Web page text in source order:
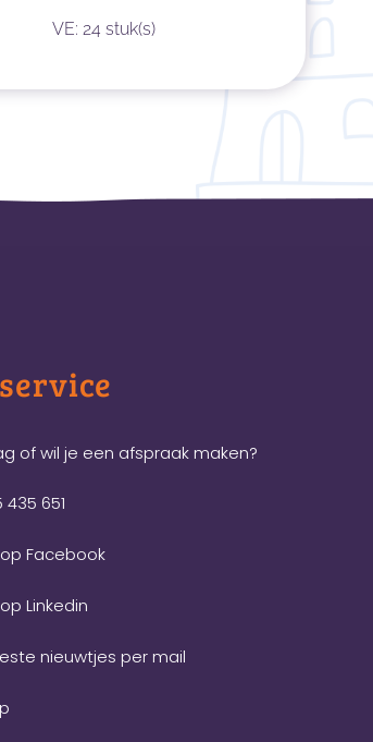
VE: 24 stuk(s)
of wil je een afspraak maken?
435 651
Facebook
Linkedin
nieuwtjes per mail